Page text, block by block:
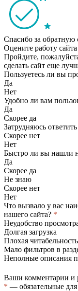
Спасибо за обратную
Оцените работу сайта
Пройдите,
сделать сайт еще
Пользуетесь ли вы
Да
Нет
Удобно ли вам
Да
Скорее да
Затрудняюсь ответить
Скорее нет
Нет
Быстро ли вы нашли
Да
Скорее да
Не знаю
Скорее нет
Нет
Что вызвало у вас
нашего сайта? *
Неудобство
Долгая загрузка
Плохая читабельность
Мало фильтров в
Неполные описания
Ваши комментарии и
* — обязательные